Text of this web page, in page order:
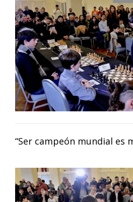
“Ser campeón mundial es